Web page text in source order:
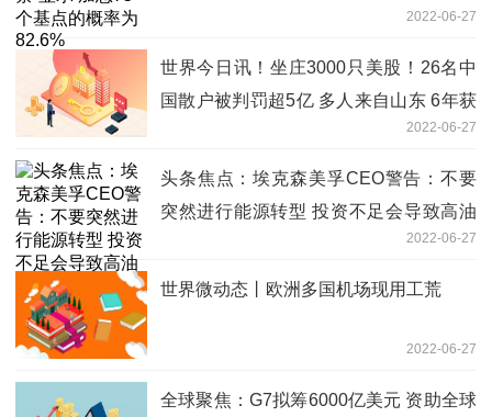
2022-06-27
世界今日讯！坐庄3000只美股！26名中
国散户被判罚超5亿 多人来自山东 6年获
2022-06-27
头条焦点：埃克森美孚CEO警告：不要
突然进行能源转型 投资不足会导致高油
2022-06-27
世界微动态丨欧洲多国机场现用工荒
2022-06-27
全球聚焦：G7拟筹6000亿美元 资助全球